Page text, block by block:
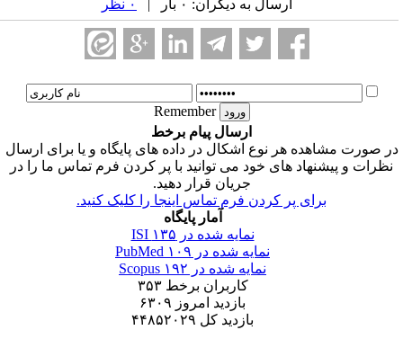
ارسال به دیگران: ۰ بار |
Remember
ارسال پیام برخط
صورت مشاهده هر نوع اشکال در داده های پایگاه و یا برای ارسال
نظرات و پیشنهاد های خود می توانید با پر کردن فرم تماس ما را در
جریان قرار دهید.
برای پر کردن فرم تماس اینجا را کلیک کنید.
آمار پایگاه
نمایه شده در ISI۱۳۵
نمایه شده در PubMed۱۰۹
نمایه شده در Scopus۱۹۲
کاربران برخط۳۵۳
بازدید امروز۶۳۰۹
بازدید کل ۴۴۸۵۲۰۲۹